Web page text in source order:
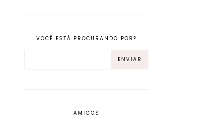
VOCÊ ESTÁ PROCURANDO POR?
AMIGOS